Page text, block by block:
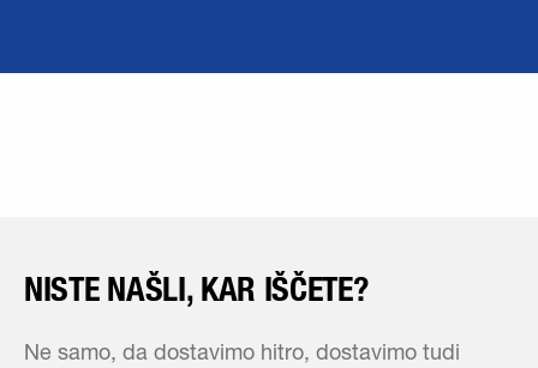
NISTE NAŠLI, KAR IŠČETE?
Ne samo, da dostavimo hitro, dostavimo tudi